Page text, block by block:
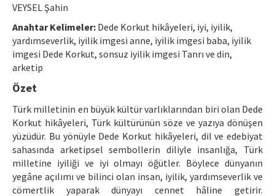
Etik İlkeler
İletişim
Makale Gönder
ISSN: 1301-0077 · e-ISSN: 2651-5091
VEYSEL Şahin
Anahtar Kelimeler: Dede Korkut hikâyeleri, iyi, iyilik,
yardımseverlik, iyilik imgesi anne, iyilik imgesi baba, iyilik
imgesi Dede Korkut, sonsuz iyilik imgesi Tanrı ve din,
arketip
Özet
Türk milletinin en büyük kültür varlıklarından biri olan Dede
Korkut hikâyeleri, Türk kültürünün söze ve yazıya dönüşen
yüzüdür. Bu yönüyle Dede Korkut hikâyeleri, dil ve edebiyat
sahasında arketipsel sembollerin diliyle insanlığa, Türk
milletine iyiliği ve iyi olmayı öğütler. Böylece dünyanın
yegâne açılımı ve bilinci olan insan, iyilik, yardımseverlik ve
cömertlik yaparak dünyayı cennet hâline getirir.